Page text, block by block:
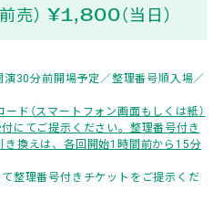
） ¥1,800（当日）
30分前開場予定／整理番号順入場／
ド（スマートフォン画面もしくは紙）
にてご提示ください。整理番号付き
き換えは、各回開始1時間前から15分
整理番号付きチケットをご提示くだ